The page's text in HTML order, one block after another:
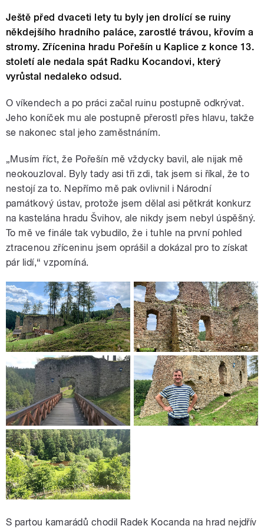
Ještě před dvaceti lety tu byly jen drolící se ruiny
někdejšího hradního paláce, zarostlé trávou, křovím a
stromy. Zřícenina hradu Pořešín u Kaplice z konce 13.
století ale nedala spát Radku Kocandovi, který
vyrůstal nedaleko odsud.
O víkendech a po práci začal ruinu postupně odkrývat.
Jeho koníček mu ale postupně přerostl přes hlavu, takže
se nakonec stal jeho zaměstnáním.
„Musím říct, že Pořešín mě vždycky bavil, ale nijak mě
neokouzloval. Byly tady asi tři zdi, tak jsem si říkal, že to
nestojí za to. Nepřímo mě pak ovlivnil i Národní
památkový ústav, protože jsem dělal asi pětkrát konkurz
na kastelána hradu Švihov, ale nikdy jsem nebyl úspěšný.
To mě ve finále tak vybudilo, že i tuhle na první pohled
ztracenou zříceninu jsem oprášil a dokázal pro to získat
pár lidí,“ vzpomíná.
S partou kamarádů chodil Radek Kocanda na hrad nejdřív